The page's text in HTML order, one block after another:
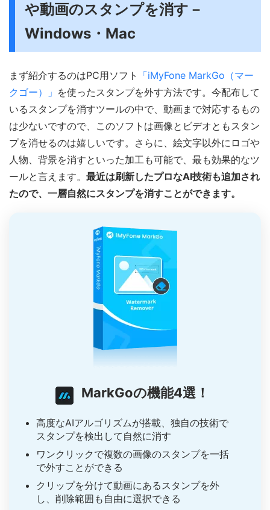
や動画のスタンプを消す－
Windows・Mac
まず紹介するのはPC用ソフト
「iMyFone MarkGo（マー
クゴー）」 を使ったスタンプを外す方法です。今配布して
いるスタンプを消すツールの中で、動画まで対応するもの
は少ないですので、このソフトは画像とビデオともスタン
プを消せるのは嬉しいです。さらに、絵文字以外にロゴや
人物、背景を消すといった加工も可能で、最も効果的なツ
ールと言えます。 最近は刷新したプロなAI技術も追加され
たので、一層自然にスタンプを消すことができます。
MarkGoの機能4選！
高度なAIアルゴリズムが搭載、独自の技術で
スタンプを検出して自然に消す
ワンクリックで複数の画像のスタンプを一括
で外すことができる
クリップを分けて動画にあるスタンプを外
し、削除範囲も自由に選択できる